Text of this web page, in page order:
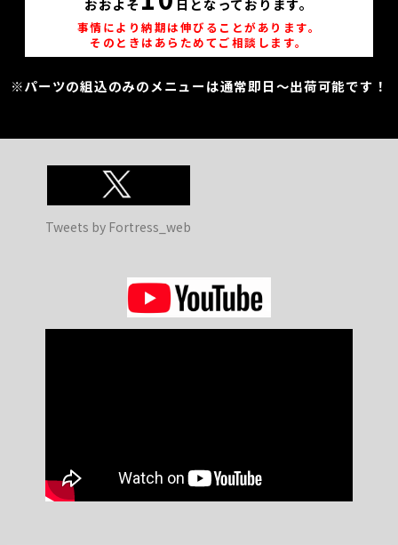
おおよそ
日となっております。
事情により納期は伸びることがあります。
そのときはあらためてご相談します。
※パーツの組込のみのメニューは通常即日～出荷可能です！
Tweets by Fortress_web